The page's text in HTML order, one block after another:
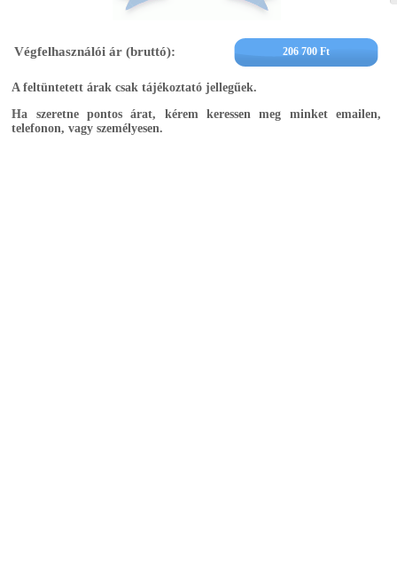
Végfelhasználói ár (bruttó): 206 700 Ft
A feltüntetett árak csak tájékoztató jellegűek.
Ha szeretne pontos árat, kérem keressen meg minket emailen,
telefonon, vagy személyesen.